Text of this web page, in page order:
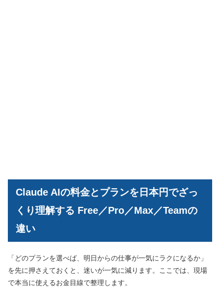
Claude AIの料金とプランを日本円でざっ
くり理解する Free／Pro／Max／Teamの
違い
「どのプランを選べば、明日からの仕事が一気にラクになるか」
を先に押さえておくと、迷いが一気に減ります。ここでは、現場
で本当に使えるお金目線で整理します。